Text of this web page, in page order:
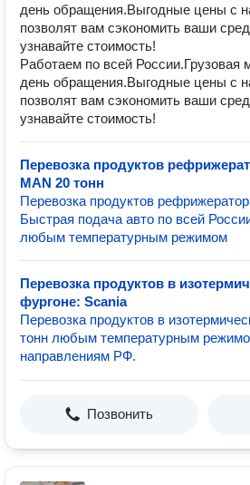
день обращения.Выгодные цены с
позволят вам сэкономить ваши
узнавайте стоимость!
Работаем по всей России.Грузовая
день обращения.Выгодные цены с
позволят вам сэкономить ваши
узнавайте стоимость!
Перевозка продуктов
MAN 20 тонн
Перевозка продуктов
Быстрая подача авто по всей
любым температурным режимом
Перевозка продуктов в
фургоне: Scania
Перевозка продуктов в
тонн любым температурным
направлениям РФ.
Позвонить